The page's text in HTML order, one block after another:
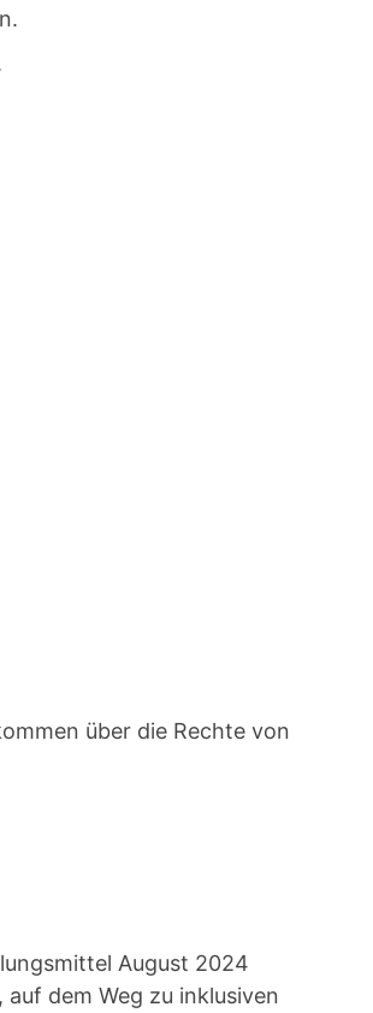
über die Rechte von
August 2024
dem Weg zu inklusiven